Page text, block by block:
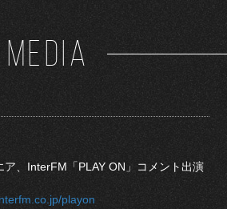
MEDIA
、InterFM「PLAY ON」コメント出演
playon